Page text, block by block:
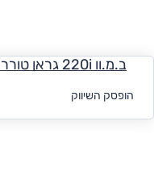
ב.מ.וו 220i גראן טורר 2.0 ל' טורבו, אוט', Luxury
הופסק השיווק